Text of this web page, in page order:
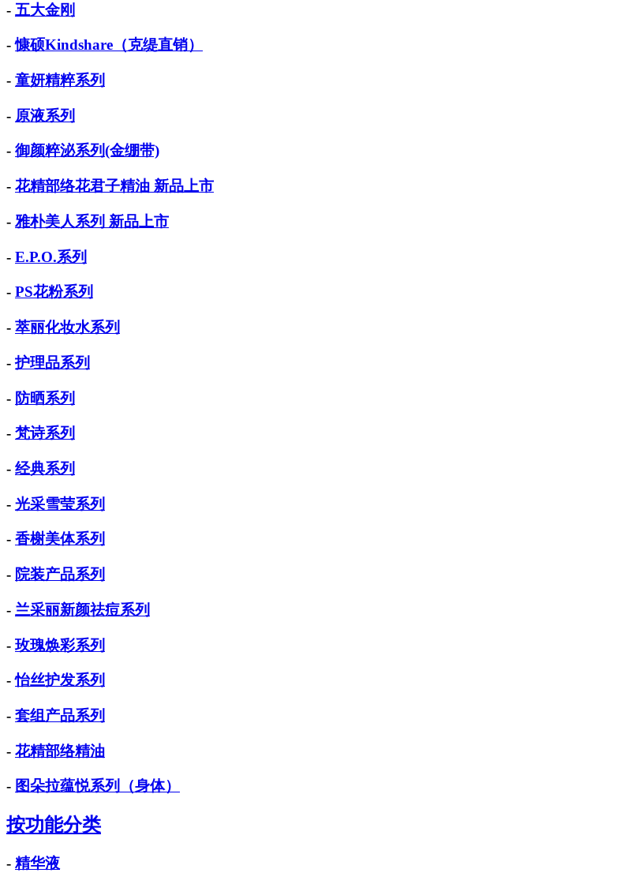
- 五大金刚
-慷硕Kindshare（克缇直销）
- 童妍精粹系列
- 原液系列
- 御颜粹泌系列(金绷带)
- 花精部络花君子精油 新品上市
- 雅朴美人系列 新品上市
- E.P.O.系列
- PS花粉系列
- 萃丽化妆水系列
-护理品系列
- 防晒系列
- 梵诗系列
- 经典系列
- 光采雪莹系列
- 香榭美体系列
- 院装产品系列
- 兰采丽新颜祛痘系列
- 玫瑰焕彩系列
-怡丝护发系列
- 套组产品系列
- 花精部络精油
- 图朵拉蕴悦系列（身体）
按功能分类
- 精华液